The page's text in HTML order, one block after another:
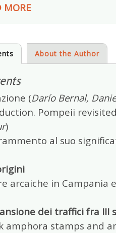
MORE
About the Author
(Darío Bernal,
Pompeii
)
al suo
arcaiche in Campania
dei traffici fra
amphora stamps and